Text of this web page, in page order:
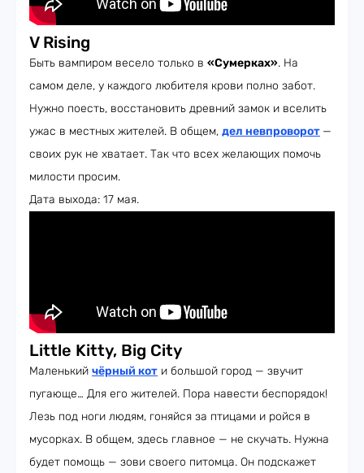
V Rising
Быть вампиром весело только в «Сумерках». На
самом деле, у каждого любителя крови полно забот.
Нужно поесть, восстановить древний замок и вселить
ужас в местных жителей. В общем, дел невпроворот —
своих рук не хватает. Так что всех желающих помочь
милости просим.
Дата выхода: 17 мая.
Little Kitty, Big City
Маленький чёрный кот и большой город — звучит
пугающе… Для его жителей. Пора навести беспорядок!
Лезь под ноги людям, гоняйся за птицами и ройся в
мусорках. В общем, здесь главное — не скучать. Нужна
будет помощь — зови своего питомца. Он подскажет